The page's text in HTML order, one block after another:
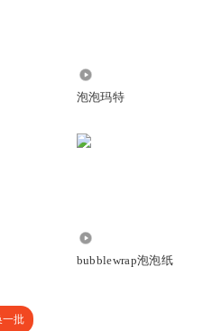
泡泡玛特
bubblewrap泡泡纸
一批